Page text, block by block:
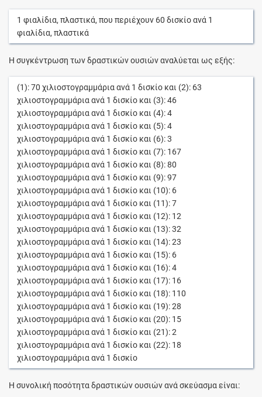
1 φιαλίδια, πλαστικά, που περιέχουν 60 δισκίοανά 1
φιαλίδια, πλαστικά
Η συγκέντρωση των δραστικών ουσιών αναλύεται ως εξής:
(1):70 χιλιοστογραμμάριαανά 1 δισκίο και (2): 63
χιλιοστογραμμάριαανά 1 δισκίο και (3):46
χιλιοστογραμμάριαανά 1 δισκίο και (4):4
χιλιοστογραμμάριαανά 1 δισκίο και (5):4
χιλιοστογραμμάριαανά 1 δισκίο και (6):3
χιλιοστογραμμάριαανά 1 δισκίο και (7): 167
χιλιοστογραμμάριαανά 1 δισκίο και (8):80
χιλιοστογραμμάριαανά 1 δισκίο και (9):97
χιλιοστογραμμάριαανά 1 δισκίο και (10): 6
χιλιοστογραμμάριαανά 1 δισκίο και (11):7
χιλιοστογραμμάριαανά 1 δισκίο και (12): 12
χιλιοστογραμμάριαανά 1 δισκίο και (13):32
χιλιοστογραμμάριαανά 1 δισκίο και (14):23
χιλιοστογραμμάριαανά 1 δισκίο και (15): 6
χιλιοστογραμμάριαανά 1 δισκίο και (16):4
χιλιοστογραμμάριαανά 1 δισκίο και (17): 16
χιλιοστογραμμάριαανά 1 δισκίο και (18): 110
χιλιοστογραμμάριαανά 1 δισκίο και (19):28
χιλιοστογραμμάριαανά 1 δισκίο και (20): 15
χιλιοστογραμμάριαανά 1 δισκίο και (21):2
χιλιοστογραμμάριαανά 1 δισκίο και (22): 18
χιλιοστογραμμάριαανά 1 δισκίο
Η συνολική ποσότητα δραστικών ουσιών ανά σκεύασμα είναι: